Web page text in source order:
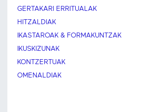
GERTAKARI ERRITUALAK
HITZALDIAK
IKASTAROAK & FORMAKUNTZAK
IKUSKIZUNAK
KONTZERTUAK
OMENALDIAK